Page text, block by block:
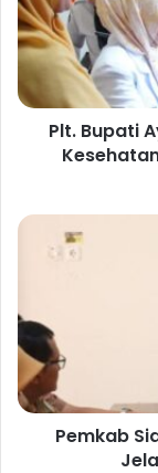
B
u
p
t
A
a
i
y
a
Plt. Bupati
P
a
b
i
a
Pemkab